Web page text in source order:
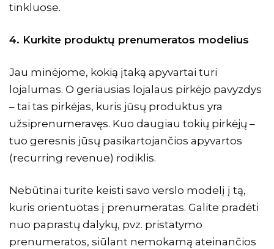
tinkluose.
4. Kurkite produktų prenumeratos modelius
Jau minėjome, kokią įtaką apyvartai turi
lojalumas. O geriausias lojalaus pirkėjo pavyzdys
– tai tas pirkėjas, kuris jūsų produktus yra
užsiprenumeravęs. Kuo daugiau tokių pirkėjų –
tuo geresnis jūsų pasikartojančios apyvartos
(recurring revenue) rodiklis.
Nebūtinai turite keisti savo verslo modelį į tą,
kuris orientuotas į prenumeratas. Galite pradėti
nuo paprastų dalykų, pvz. pristatymo
prenumeratos, siūlant nemokamą ateinančios